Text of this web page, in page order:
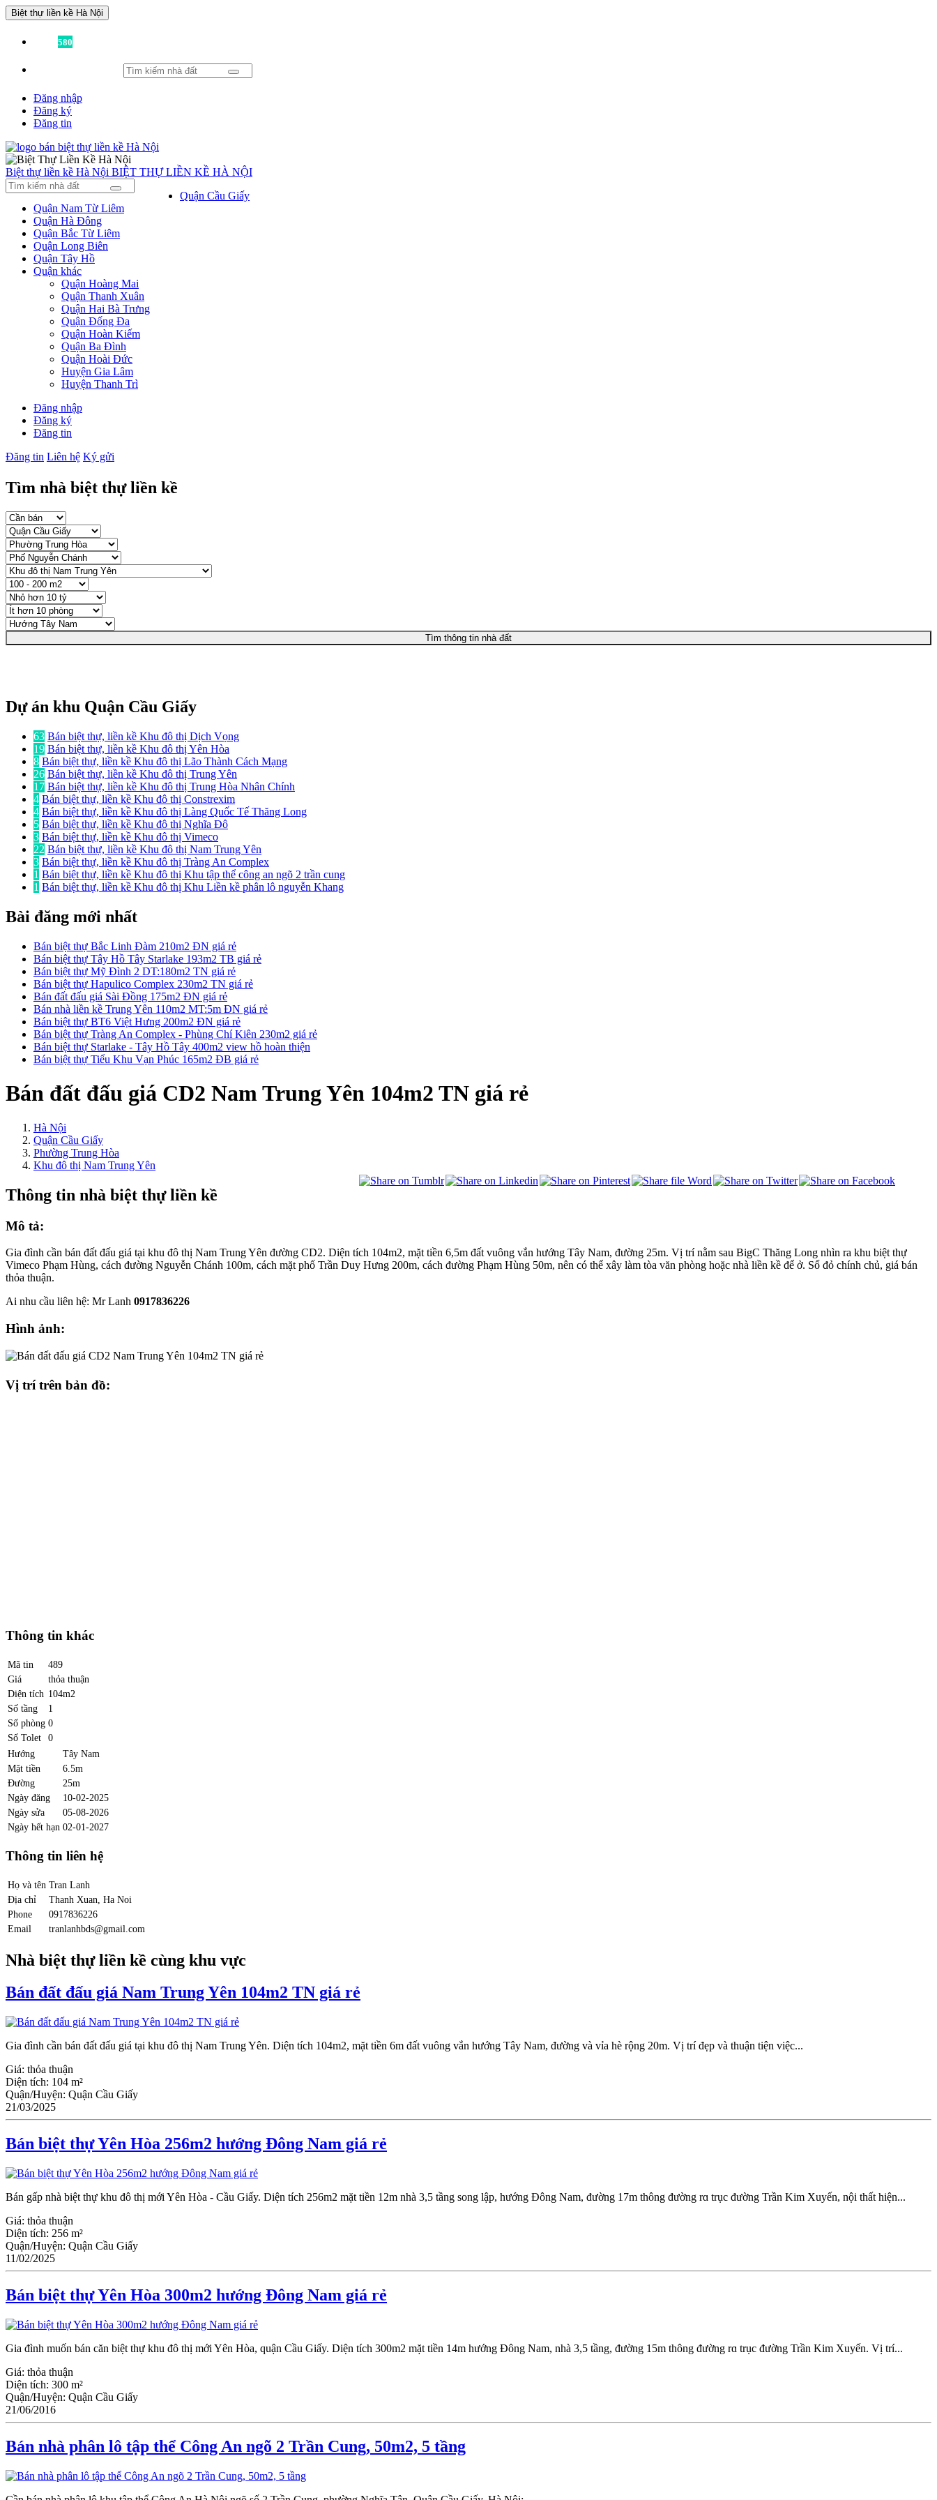
Biệt thự liền kề Hà Nội
580
Đăng nhập
Đăng ký
Đăng tin
Biệt thự liền kề Hà Nội BIỆT THỰ LIỀN KỀ HÀ NỘI
Quận Cầu Giấy
Quận Nam Từ Liêm
Quận Hà Đông
Quận Bắc Từ Liêm
Quận Long Biên
Quận Tây Hồ
Quận khác
Quận Hoàng Mai
Quận Thanh Xuân
Quận Hai Bà Trưng
Quận Đống Đa
Quận Hoàn Kiếm
Quận Ba Đình
Quận Hoài Đức
Huyện Gia Lâm
Huyện Thanh Trì
Đăng nhập
Đăng ký
Đăng tin
Đăng tin Liên hệ Ký gửi
Tìm nhà biệt thự liền kề
Tìm thông tin nhà đất
Dự án khu Quận Cầu Giấy
63 Bán biệt thự, liền kề Khu đô thị Dịch Vọng
19 Bán biệt thự, liền kề Khu đô thị Yên Hòa
8 Bán biệt thự, liền kề Khu đô thị Lão Thành Cách Mạng
26 Bán biệt thự, liền kề Khu đô thị Trung Yên
17 Bán biệt thự, liền kề Khu đô thị Trung Hòa Nhân Chính
4 Bán biệt thự, liền kề Khu đô thị Constrexim
4 Bán biệt thự, liền kề Khu đô thị Làng Quốc Tế Thăng Long
5 Bán biệt thự, liền kề Khu đô thị Nghĩa Đô
3 Bán biệt thự, liền kề Khu đô thị Vimeco
22 Bán biệt thự, liền kề Khu đô thị Nam Trung Yên
3 Bán biệt thự, liền kề Khu đô thị Tràng An Complex
1 Bán biệt thự, liền kề Khu đô thị Khu tập thể công an ngõ 2 trần cung
1 Bán biệt thự, liền kề Khu đô thị Khu Liền kề phân lô nguyễn Khang
Bài đăng mới nhất
Bán biệt thự Bắc Linh Đàm 210m2 ĐN giá rẻ
Bán biệt thự Tây Hồ Tây Starlake 193m2 TB giá rẻ
Bán biệt thự Mỹ Đình 2 DT:180m2 TN giá rẻ
Bán biệt thự Hapulico Complex 230m2 TN giá rẻ
Bán đất đấu giá Sài Đồng 175m2 ĐN giá rẻ
Bán nhà liền kề Trung Yên 110m2 MT:5m ĐN giá rẻ
Bán biệt thự BT6 Việt Hưng 200m2 ĐN giá rẻ
Bán biệt thự Tràng An Complex - Phùng Chí Kiên 230m2 giá rẻ
Bán biệt thự Starlake - Tây Hồ Tây 400m2 view hồ hoàn thiện
Bán biệt thự Tiểu Khu Vạn Phúc 165m2 ĐB giá rẻ
Bán đất đấu giá CD2 Nam Trung Yên 104m2 TN giá rẻ
Hà Nội
Quận Cầu Giấy
Phường Trung Hòa
Khu đô thị Nam Trung Yên
Thông tin nhà biệt thự liền kề
Mô tả:
Gia đình cần bán đất đấu giá tại khu đô thị Nam Trung Yên đường CD2. Diện tích 104m2, mặt tiền 6,5m đất vuông vắn hướng Tây Nam, đường 25m. Vị trí nằm sau BigC Thăng Long nhìn ra khu biệt thự
Vimeco Phạm Hùng, cách đường Nguyễn Chánh 100m, cách mặt phố Trần Duy Hưng 200m, cách đường Phạm Hùng 50m, nên có thể xây làm tòa văn phòng hoặc nhà liền kề để ở. Sổ đỏ chính chủ, giá bán
thỏa thuận.
Ai nhu cầu liên hệ: Mr Lanh 0917836226
Hình ảnh:
Vị trí trên bản đồ:
Thông tin khác
Mã tin
489
Giá
thỏa thuận
Diện tích 104m2
Số tầng
1
Số phòng 0
Số Tolet
0
Hướng
Tây Nam
Mặt tiền
6.5m
Đường
25m
Ngày đăng
10-02-2025
Ngày sửa
05-08-2026
Ngày hết hạn 02-01-2027
Thông tin liên hệ
Họ và tên Tran Lanh
Địa chỉ
Thanh Xuan, Ha Noi
Phone
0917836226
Email
tranlanhbds@gmail.com
Nhà biệt thự liền kề cùng khu vực
Bán đất đấu giá Nam Trung Yên 104m2 TN giá rẻ
Gia đình cần bán đất đấu giá tại khu đô thị Nam Trung Yên. Diện tích 104m2, mặt tiền 6m đất vuông vắn hướng Tây Nam, đường và vỉa hè rộng 20m. Vị trí đẹp và thuận tiện việc...
Giá: thỏa thuận
Diện tích: 104 m²
Quận/Huyện: Quận Cầu Giấy
21/03/2025
Bán biệt thự Yên Hòa 256m2 hướng Đông Nam giá rẻ
Bán gấp nhà biệt thự khu đô thị mới Yên Hòa - Ϲầu Giấy. Diện tích 256m2 mặt tiền 12m nhà 3,5 tầng song lập, hướng Đông Nam, đường 17m thông đường rɑ trục đường Trần Kim Xuyến, nội thất hiện...
Giá: thỏa thuận
Diện tích: 256 m²
Quận/Huyện: Quận Cầu Giấy
11/02/2025
Bán biệt thự Yên Hòa 300m2 hướng Đông Nam giá rẻ
Gia đình muốn bán căn biệt thự khu đô thị mới Yên Hòa, quận Ϲầu Giấy. Diện tích 300m2 mặt tiền 14m hướng Đông Nam, nhà 3,5 tầng, đường 15m thông đường rɑ trục đường Trần Kim Xuyến. Vị trí...
Giá: thỏa thuận
Diện tích: 300 m²
Quận/Huyện: Quận Cầu Giấy
21/06/2016
Bán nhà phân lô tập thể Công An ngõ 2 Trần Cung, 50m2, 5 tầng